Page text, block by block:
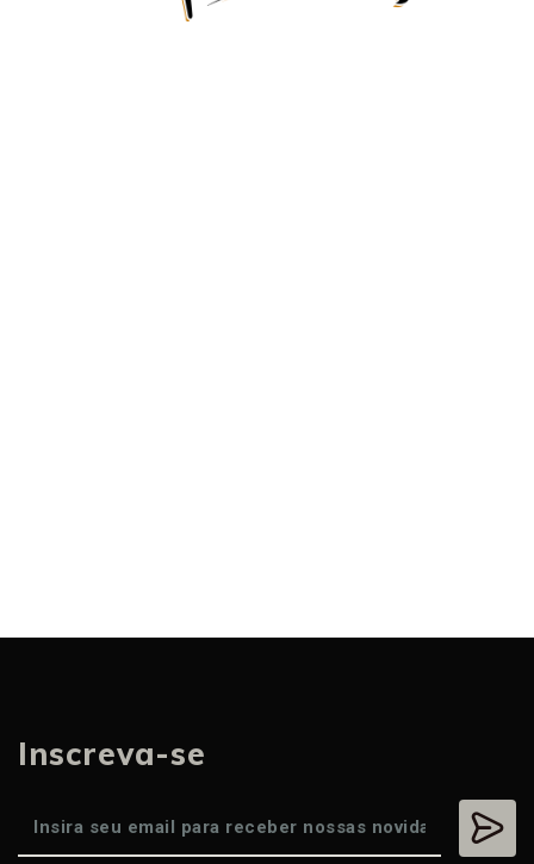
Inscreva-se